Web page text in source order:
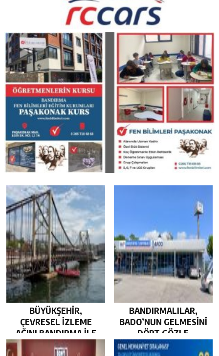
BÜYÜKŞEHİR,
ÇEVRESEL İZLEME
AĞINI BANDIRMA İLE
GÜÇLENDİRDİ…
BANDIRMALILAR,
BADO’NUN GELMESİNİ
DÖRT GÖZLE
BEKLİYOR…